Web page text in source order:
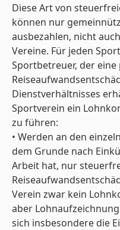
Diese Art von
können nur
ausbezahlen, nicht
Vereine. Für jeden
Sportbetreuer, der eine
Dienstverhältnisses
Sportverein ein
zu führen:
• Werden an den
dem Grunde nach
Arbeit hat, nur
Verein zwar kein
aber
sich insbesondere die